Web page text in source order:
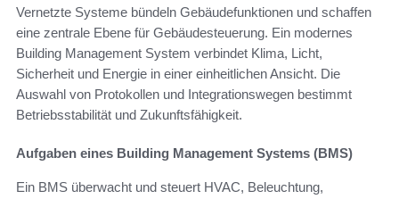
Vernetzte Systeme bündeln Gebäudefunktionen und schaffen
eine zentrale Ebene für Gebäudesteuerung. Ein modernes
Building Management System verbindet Klima, Licht,
Sicherheit und Energie in einer einheitlichen Ansicht. Die
Auswahl von Protokollen und Integrationswegen bestimmt
Betriebsstabilität und Zukunftsfähigkeit.
Aufgaben eines Building Management Systems (BMS)
Ein BMS überwacht und steuert HVAC, Beleuchtung,